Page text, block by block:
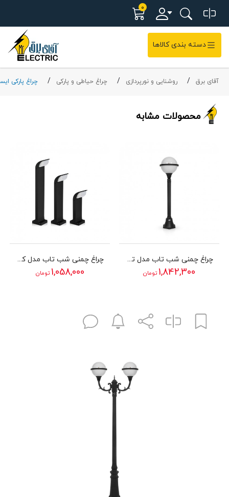
0
دسته بندی کالاها
آقای برق روشنایی و نورپردازی چراغ حیاطی و پارکی چراغ پارکی
محصولات مشابه
چراغ چمنی شب تاب مدل توپی
1,842,300 تومان
چراغ چمنی شب تاب مدل کیان
1,058,000 تومان